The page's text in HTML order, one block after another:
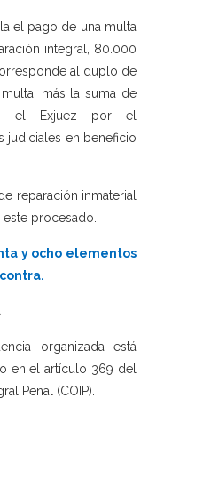
el pago de una multa
integral, 80.000
al duplo de
más la suma de
el Exjuez por el
judiciales en beneficio
reparación inmaterial
procesado.
y ocho elementos
organizada está
en el artículo 369 del
Penal (COIP).